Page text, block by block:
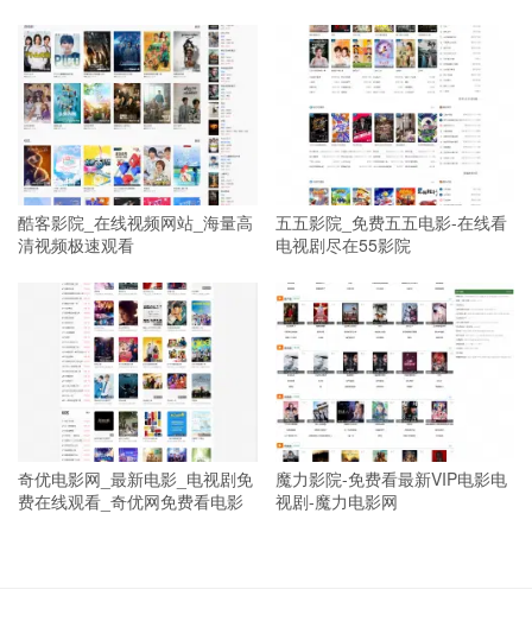
酷客影院_在线视频网站_海量高
清视频极速观看
五五影院_免费五五电影-在线看
电视剧尽在55影院
奇优电影网_最新电影_电视剧免
费在线观看_奇优网免费看电影
魔力影院-免费看最新VIP电影电
视剧-魔力电影网